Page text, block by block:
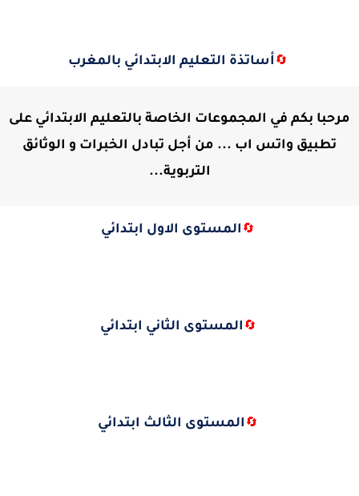
🔄 أساتذة التعليم الابتدائي بالمغرب
مرحبا بكم في المجموعات الخاصة بالتعليم الابتدائي على
تطبيق واتس اب ... من أجل تبادل الخبرات و الوثائق
التربوية...
🔄 المستوى الاول ابتدائي
🔄 المستوى الثاني ابتدائي
🔄 المستوى الثالث ابتدائي